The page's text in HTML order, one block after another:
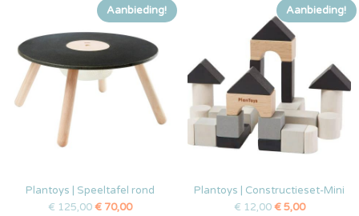
Aanbieding!
Plantoys | Speeltafel rond
€ 125,00 €70,00
Aanbieding!
Plantoys | Constructieset-Mini
€ 12,00 €5,00